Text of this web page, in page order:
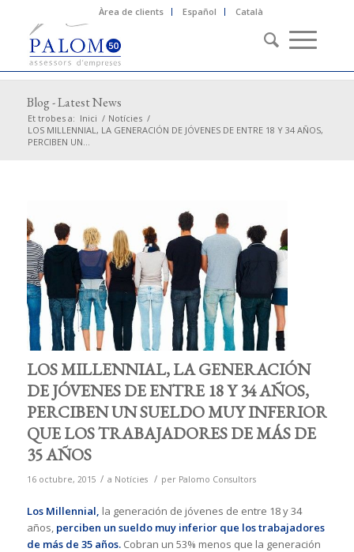
Àrea de clients Español Català
Blog - Latest News
Et trobes a: Inici / Notícies /
LOS MILLENNIAL, LA GENERACIÓN DE JÓVENES DE ENTRE 18 Y 34 AÑOS,
PERCIBEN UN...
LOS MILLENNIAL, LA GENERACIÓN
DE JÓVENES DE ENTRE 18 Y 34 AÑOS,
PERCIBEN UN SUELDO MUY INFERIOR
QUE LOS TRABAJADORES DE MÁS DE
35 AÑOS
16 octubre, 2015 / a Notícies / per Palomo Consultors
Los Millennial, la generación de jóvenes de entre 18 y 34
años, perciben un sueldo muy inferior que los trabajadores
de más de 35 años.Cobran un 53% menos que la generación